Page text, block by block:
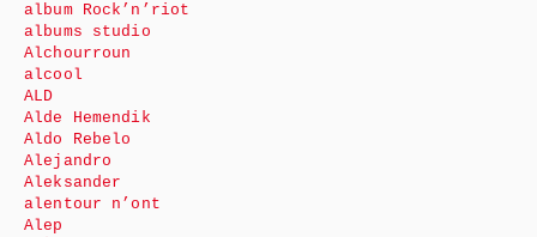
album Rock’n’riot
albums studio
Alchourroun
alcool
ALD
Alde Hemendik
Aldo Rebelo
Alejandro
Aleksander
alentour n’ont
Alep